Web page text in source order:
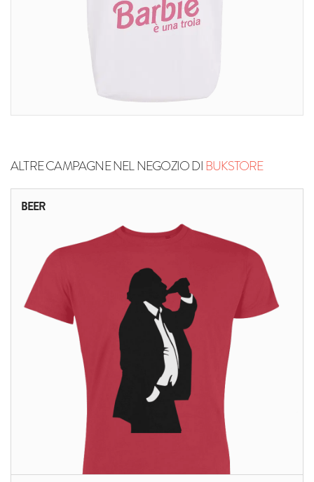
ALTRE CAMPAGNE NEL NEGOZIO DIBUKSTORE
BEER